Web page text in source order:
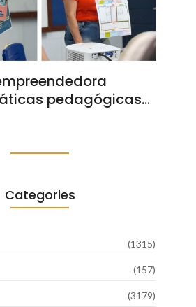
pedagógicas…
Categories
(1315)
(157)
(3179)